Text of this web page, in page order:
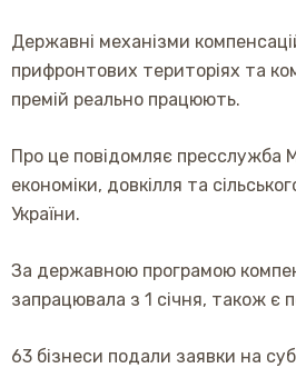
Державні механізми
прифронтових територіях та
премій реально працюють.
Про це повідомляє пресслужба
економіки, довкілля та
України.
За державною програмою
запрацювала з 1 січня, також є
63 бізнеси подали заявки на